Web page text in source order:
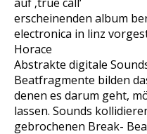
erscheinenden album
electronica in linz
Horace
Abstrakte digitale
Beatfragmente bilden
denen es darum geht,
lassen. Sounds
gebrochenen Break-